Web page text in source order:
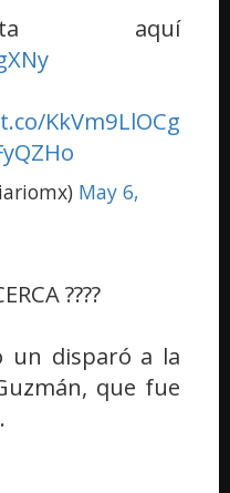
aquí
KkVm9LlOCg
May 6,
????
un disparó a la
que fue